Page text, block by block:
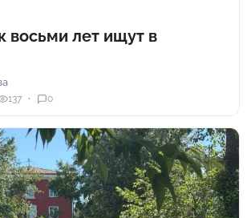
восьми лет ищут в
137 0